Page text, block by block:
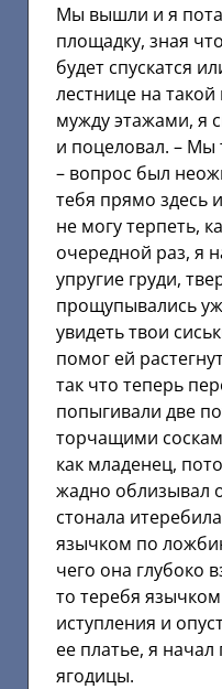
Мы вышли и я
площадку, зная
будет спускатся
лестнице на
мужду этажами, я
и поцеловал. – Мы
– вопрос был
тебя прямо здесь
не могу терпеть,
очередной раз, я
упругие груди,
прощупывались
увидеть твои
помог ей
так что теперь
попыгивали две
торчащими
как младенец,
жадно облизывал
стонала
язычком по
чего она глубоко
то теребя
иступления и
ее платье, я начал
ягодицы.